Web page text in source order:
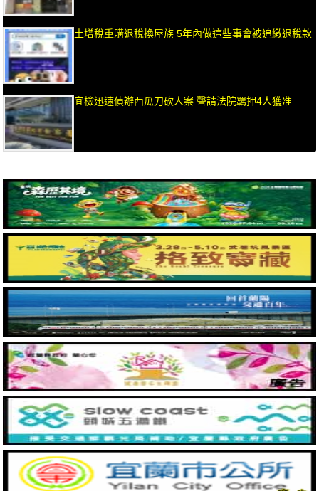
土增稅重購退稅換屋族 5年內做這些事會被追繳退稅款
宜檢迅速偵辦西瓜刀砍人案 聲請法院羈押4人獲准